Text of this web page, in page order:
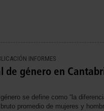
INFORMES
de género en
se define como “la
promedio de mujeres y